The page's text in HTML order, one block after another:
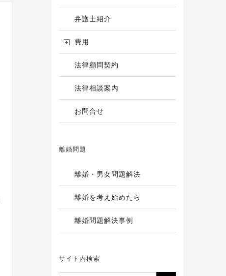
弁護士紹介
費用
法律顧問契約
法律相談案内
お問合せ
離婚問題
離婚・男女問題解決
離婚を考え始めたら
離婚問題解決事例
サイト内検索